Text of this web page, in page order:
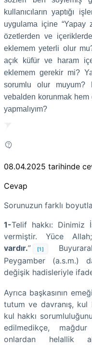
kullanıcıların yaptığı
uygulama içine “Yapay
özetlerden ve
eklemem yeterli olur
açık küfür ve haram
eklemem gerekir mi?
sorumlu olur muyum?
vebalden korunmak hem
yapmalıyım?
08.04.2025 tarihinde
Cevap
Sorunuzun farklı
1-Telif hakkı: Dinimiz
vermiştir. Yüce
vardır.” [1]
Peygamber (a.s.m.)
değişik hadisleriyle
Ayrıca başkasının
tutum ve davranış, kul
kul hakkı
edilmedikçe,
onlardan helallik